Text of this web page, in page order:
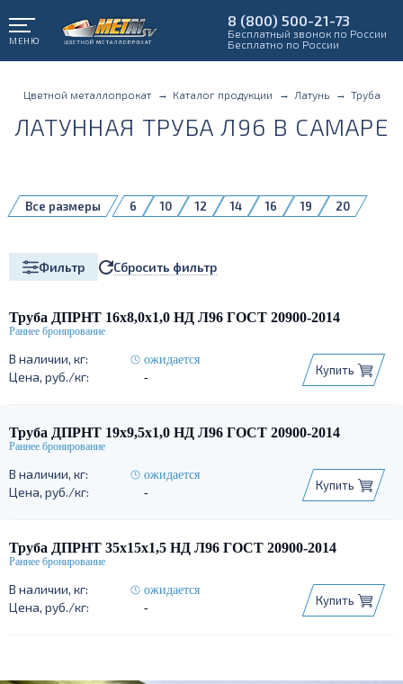
МЕНЮ
8 (800) 500-21-73
Бесплатный звонок по России
Бесплатно по России
Цветной металлопрокат Каталог продукции Латунь Труба
ЛАТУННАЯ ТРУБА Л96 В САМАРЕ
6 10 12 14 16 19
20
120
Все размеры
Фильтр Сбросить фильтр
Труба ДПРНТ 16х8,0х1,0 НД Л96 ГОСТ 20900-2014
ожидается
-
Купить
Труба ДПРНТ 19х9,5х1,0 НД Л96 ГОСТ 20900-2014
ожидается
-
Купить
Труба ДПРНТ 35х15х1,5 НД Л96 ГОСТ 20900-2014
ожидается
-
Купить